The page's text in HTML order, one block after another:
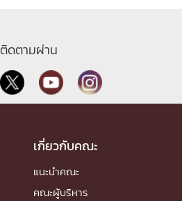
ติดตามผ่าน
เกี่ยวกับคณะ
แนะนำคณะ
คณะผู้บริหาร